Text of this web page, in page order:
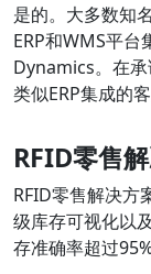
是的。大多数知
ERP和WMS平
Dynamics。在
类似ERP集成的
RFID零售
RFID零售解决方
级库存可视化以
存准确率超过